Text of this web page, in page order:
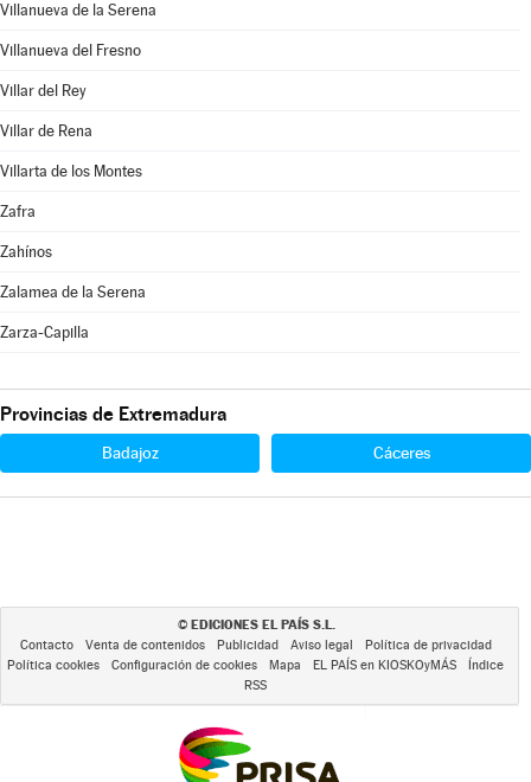
Villanueva de la Serena
Villanueva del Fresno
Villar del Rey
Villar de Rena
Villarta de los Montes
Zafra
Zahínos
Zalamea de la Serena
Zarza-Capilla
Provincias de Extremadura
Badajoz Cáceres
© EDICIONES EL PAÍS S.L.
Contacto Venta de contenidos Publicidad Aviso legal
Política de privacidad
Política cookies
Configuración de cookies Mapa EL PAÍS en KIOSKOyMÁS
Índice
RSS